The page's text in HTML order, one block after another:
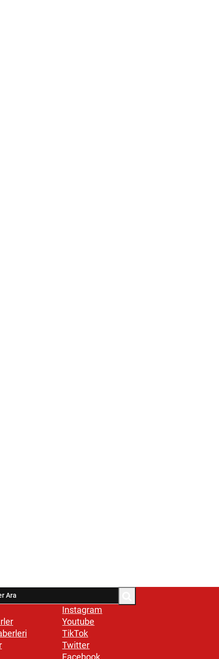
Instagram
Youtube
TikTok
Twitter